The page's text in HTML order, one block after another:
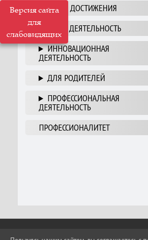
Версия сайта
для
слабовидящих
НАШИ ДОСТИЖЕНИЯ
НАША ДЕЯТЕЛЬНОСТЬ
ИННОВАЦИОННАЯ
ДЕЯТЕЛЬНОСТЬ
ДЛЯ РОДИТЕЛЕЙ
ПРОФЕССИОНАЛЬНАЯ
ДЕЯТЕЛЬНОСТЬ
ПРОФЕССИОНАЛИТЕТ